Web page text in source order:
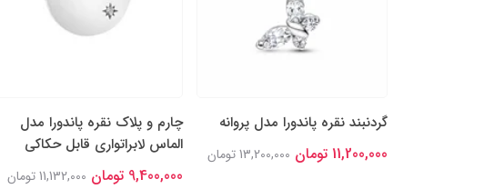
گردنبند نقره پاندورا مدل پروانه
11,200,000 تومان 13,200,000 تومان
چارم و پلاک نقره پاندورا مدل
الماس لابراتواری قابل حکاکی
9,400,000 تومان 11,132,000 تومان